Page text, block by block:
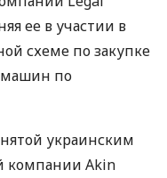
ее в участии в
схеме по закупке
по
украинским
компании Akin